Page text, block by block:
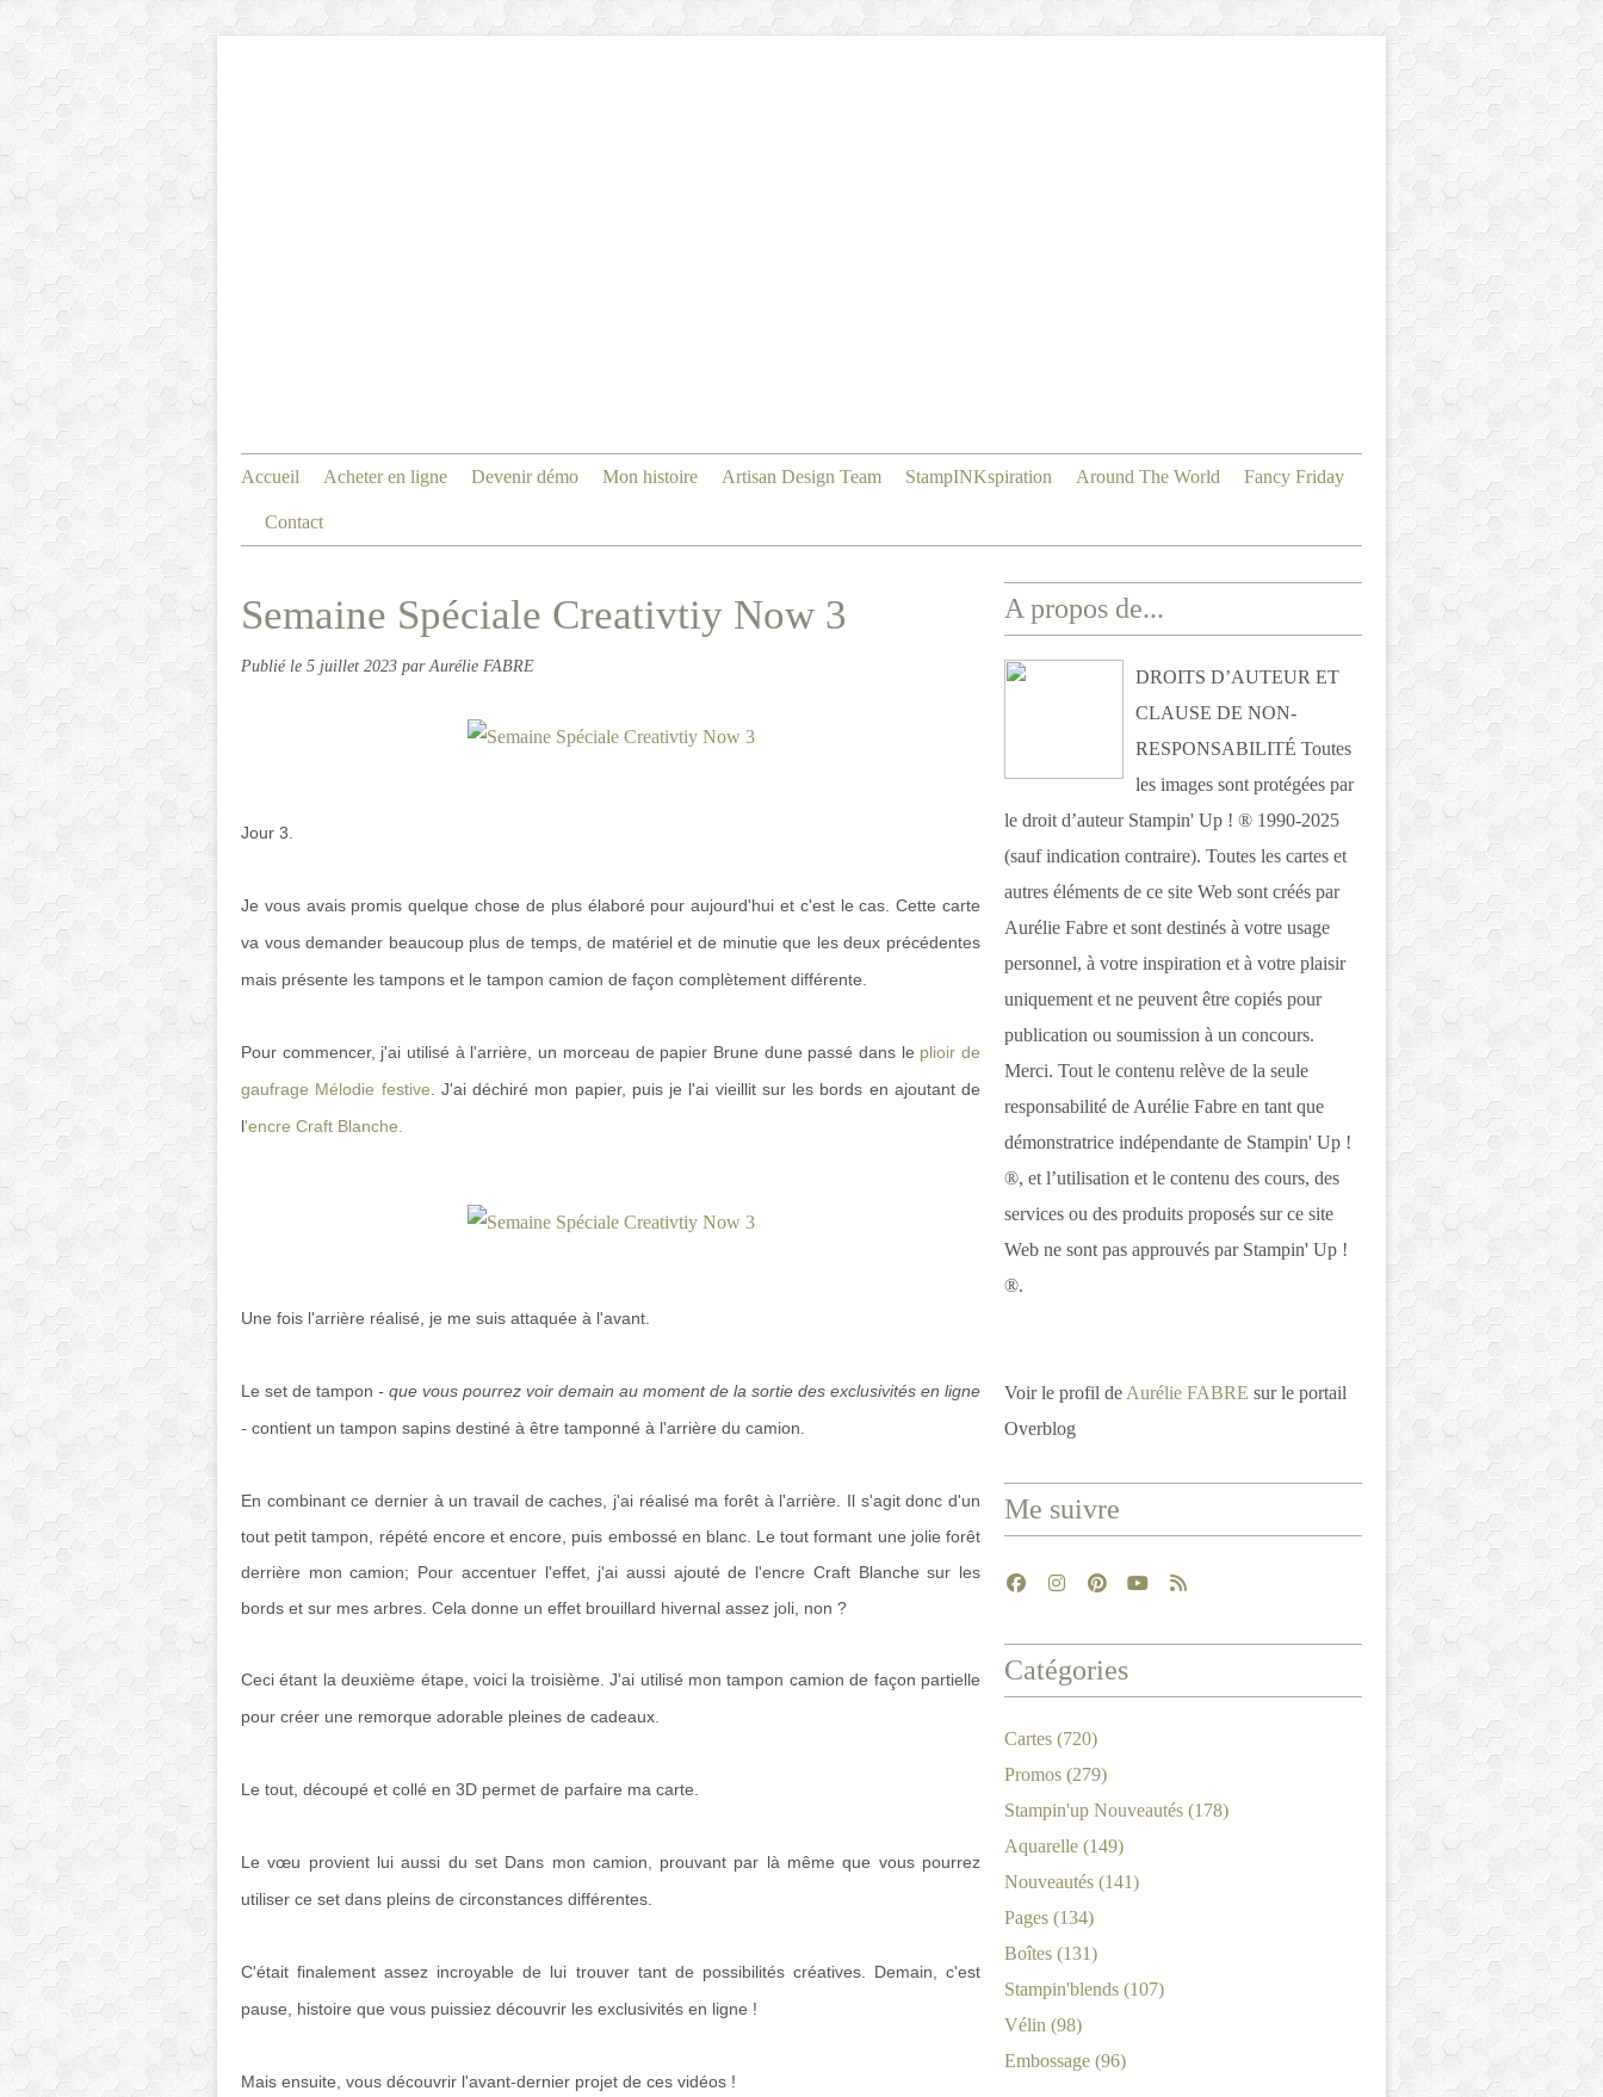
Accueil Acheter en ligne Devenir démo Mon histoire Artisan Design Team StampINKspiration Around The World Fancy Friday
Contact
Semaine Spéciale Creativtiy Now 3
Publié le 5 juillet 2023 par Aurélie FABRE
Jour 3.
Je vous avais promis quelque chose de plus élaboré pour aujourd'hui et c'est le cas. Cette carte
va vous demander beaucoup plus de temps, de matériel et de minutie que les deux précédentes
mais présente les tampons et le tampon camion de façon complètement différente.
Pour commencer, j'ai utilisé à l'arrière, un morceau de papier Brune dune passé dans le plioir de
gaufrage Mélodie festive . J'ai déchiré mon papier, puis je l'ai vieillit sur les bords en ajoutant de
l'encre Craft Blanche.
Une fois l'arrière réalisé, je me suis attaquée à l'avant.
Le set de tampon - que vous pourrez voir demain au moment de la sortie des exclusivités en ligne
- contient un tampon sapins destiné à être tamponné à l'arrière du camion.
En combinant ce dernier à un travail de caches, j'ai réalisé ma forêt à l'arrière. Il s'agit donc d'un
tout petit tampon, répété encore et encore, puis embossé en blanc. Le tout formant une jolie forêt
derrière mon camion; Pour accentuer l'effet, j'ai aussi ajouté de l'encre Craft Blanche sur les
bords et sur mes arbres. Cela donne un effet brouillard hivernal assez joli, non ?
Ceci étant la deuxième étape, voici la troisième. J'ai utilisé mon tampon camion de façon partielle
pour créer une remorque adorable pleines de cadeaux.
Le tout, découpé et collé en 3D permet de parfaire ma carte.
Le vœu provient lui aussi du set Dans mon camion, prouvant par là même que vous pourrez
utiliser ce set dans pleins de circonstances différentes.
C'était finalement assez incroyable de lui trouver tant de possibilités créatives. Demain, c'est
pause, histoire que vous puissiez découvrir les exclusivités en ligne !
Mais ensuite, vous découvrir l'avant-dernier projet de ces vidéos !
A propos de...
DROITS D’AUTEUR ET
CLAUSE DE NON-
RESPONSABILITÉ Toutes
les images sont protégées par
le droit d’auteur Stampin' Up ! ® 1990-2025
(sauf indication contraire). Toutes les cartes et
autres éléments de ce site Web sont créés par
Aurélie Fabre et sont destinés à votre usage
personnel, à votre inspiration et à votre plaisir
uniquement et ne peuvent être copiés pour
publication ou soumission à un concours.
Merci. Tout le contenu relève de la seule
responsabilité de Aurélie Fabre en tant que
démonstratrice indépendante de Stampin' Up !
®, et l’utilisation et le contenu des cours, des
services ou des produits proposés sur ce site
Web ne sont pas approuvés par Stampin' Up !
®.
Voir le profil de Aurélie FABRE sur le portail
Overblog
Me suivre
Catégories
Cartes (720)
Promos (279)
Stampin'up Nouveautés (178)
Aquarelle (149)
Nouveautés (141)
Pages (134)
Boîtes (131)
Stampin'blends (107)
Vélin (98)
Embossage (96)